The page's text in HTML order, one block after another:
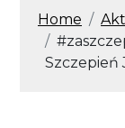
Home
Szczepień